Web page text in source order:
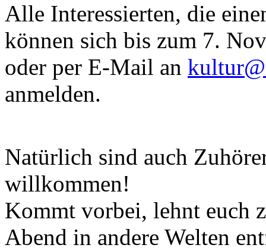
Alle Interessierten, die
können sich bis zum 7.
oder per E-Mail an
anmelden.
Natürlich sind auch
willkommen!
Kommt vorbei, lehnt euch
Abend in andere Welten